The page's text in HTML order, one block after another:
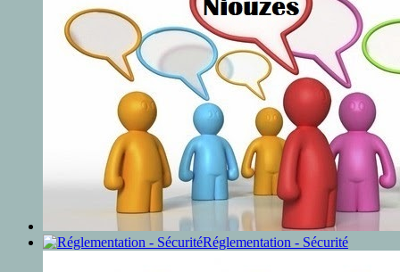
Réglementation - Sécurité